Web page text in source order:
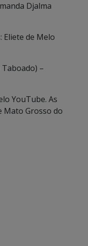
Djalma
Eliete de Melo
–
YouTube. As
Mato Grosso do